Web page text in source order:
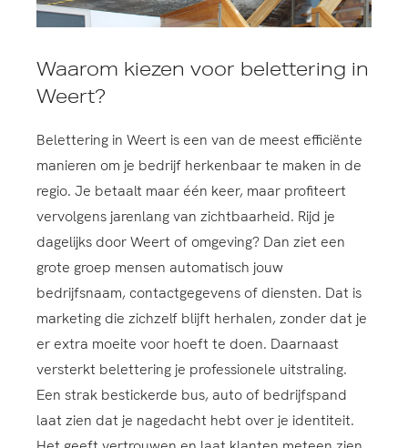
Waarom kiezen voor belettering in
Weert?
Belettering in Weert is een van de meest efficiënte
manieren om je bedrijf herkenbaar te maken in de
regio. Je betaalt maar één keer, maar profiteert
vervolgens jarenlang van zichtbaarheid. Rijd je
dagelijks door Weert of omgeving? Dan ziet een
grote groep mensen automatisch jouw
bedrijfsnaam, contactgegevens of diensten. Dat is
marketing die zichzelf blijft herhalen, zonder dat je
er extra moeite voor hoeft te doen. Daarnaast
versterkt belettering je professionele uitstraling.
Een strak bestickerde bus, auto of bedrijfspand
laat zien dat je nagedacht hebt over je identiteit.